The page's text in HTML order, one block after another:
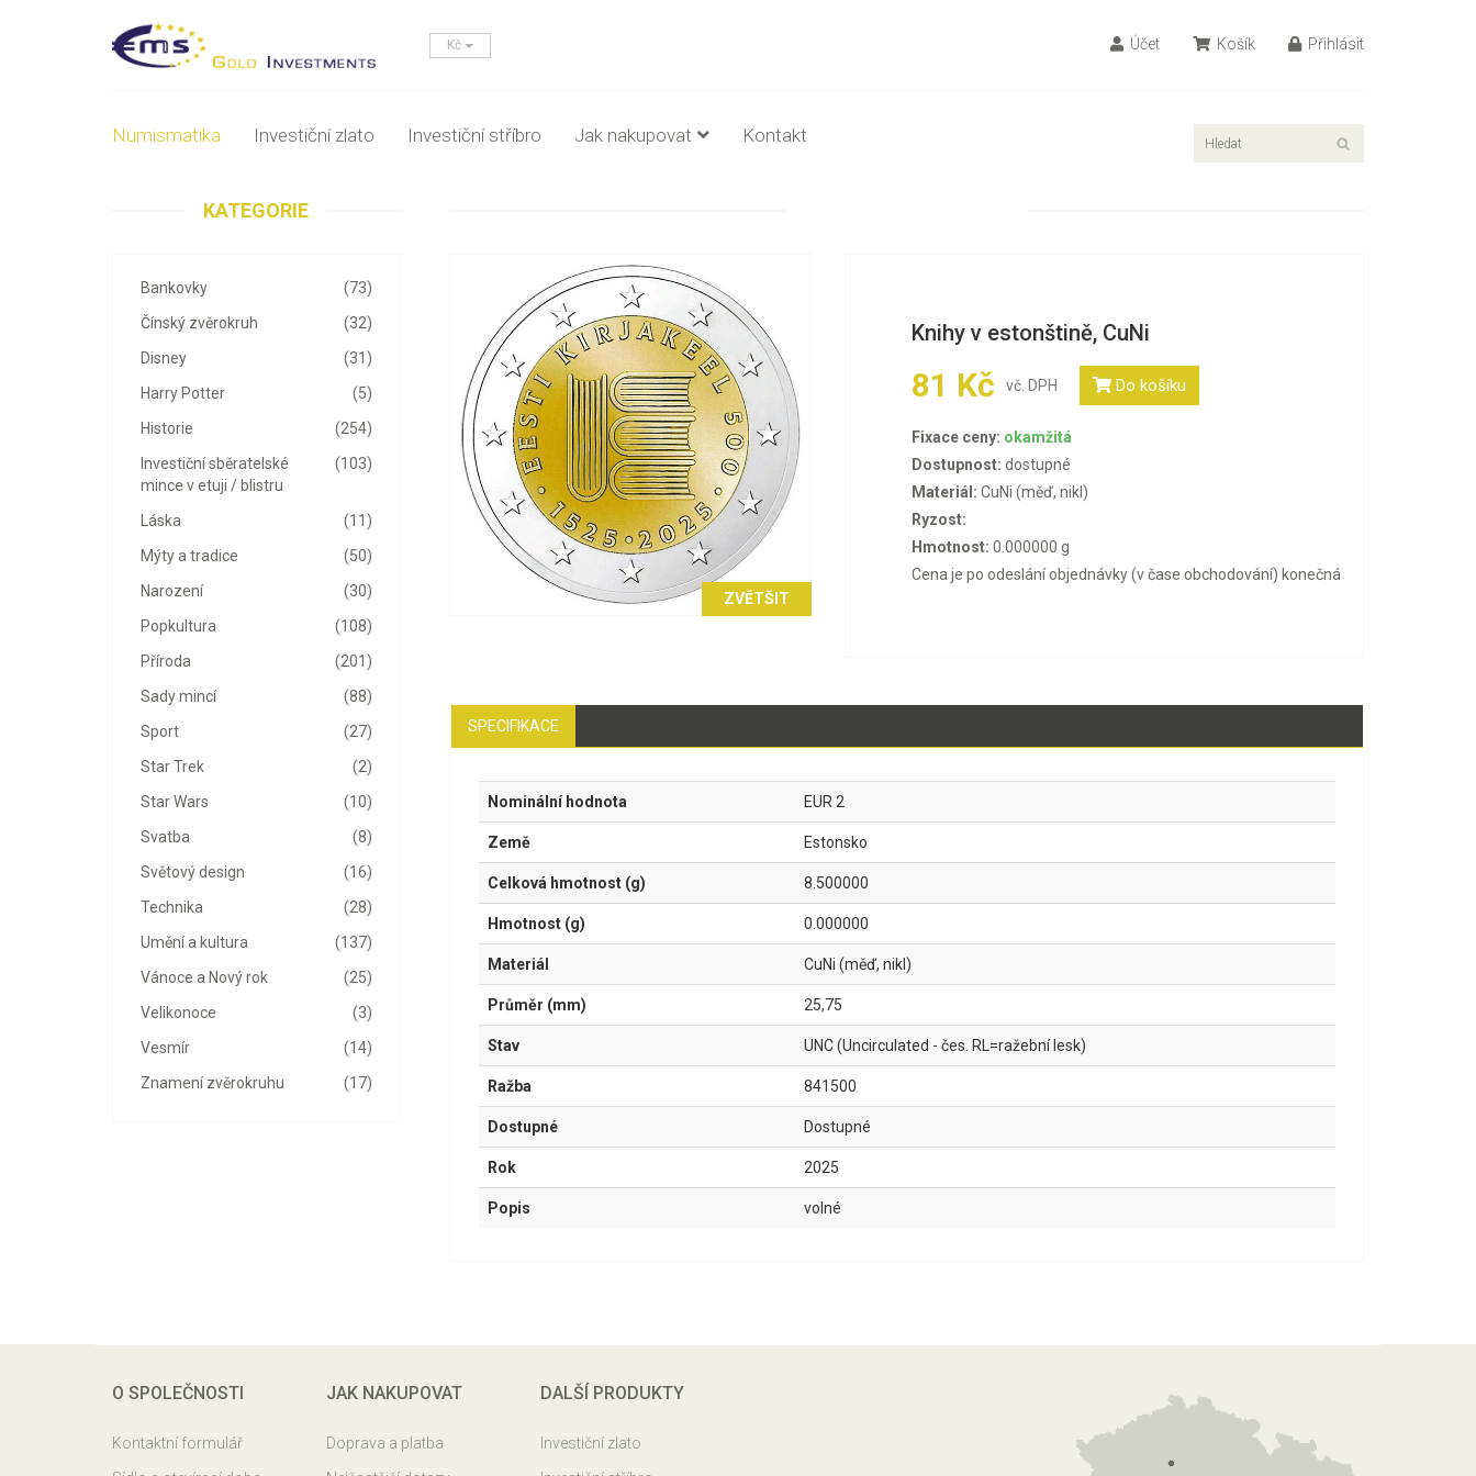
Kč Účet Košík Přihlásit
Numismatika Investiční zlato Investiční stříbro Jak nakupovat Kontakt
KATEGORIE
(73)
Bankovky
(32)
Čínský zvěrokruh
(31)
Disney
(5)
Harry Potter
(254)
Historie
(103)
Investiční sběratelské
mince v etuji / blistru
(11)
Láska
(50)
Mýty a tradice
(30)
Narození
(108)
Popkultura
(201)
Příroda
(88)
Sady mincí
(27)
Sport
(2)
Star Trek
(10)
Star Wars
(8)
Svatba
(16)
Světový design
(28)
Technika
(137)
Umění a kultura
(25)
Vánoce a Nový rok
(3)
Velikonoce
(14)
Vesmír
(17)
Znamení zvěrokruhu
ZVĚTŠIT
Knihy v estonštině, CuNi
81 Kč vč. DPH Do košíku
Fixace ceny: okamžitá
Dostupnost: dostupné
Materiál: CuNi (měď, nikl)
Ryzost:
Hmotnost: 0.000000 g
Cena je po odeslání objednávky (v čase obchodování) konečná
SPECIFIKACE
Nominální hodnota EUR 2
Země Estonsko
Celková hmotnost (g) 8.500000
Hmotnost (g) 0.000000
Materiál CuNi (měď, nikl)
Průměr (mm) 25,75
Stav UNC (Uncirculated - čes. RL=ražební lesk)
Ražba 841500
Dostupné Dostupné
Rok 2025
Popis volné
O SPOLEČNOSTI
Kontaktní formulář
JAK NAKUPOVAT
Doprava a platba
DALŠÍ PRODUKTY
Investiční zlato